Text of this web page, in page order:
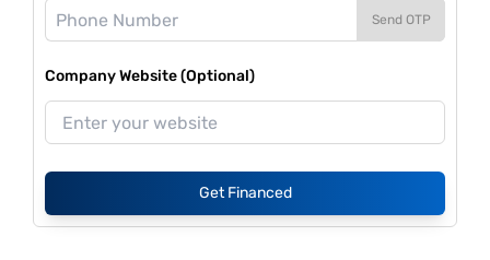
Send OTP
Company Website (Optional)
Get Financed